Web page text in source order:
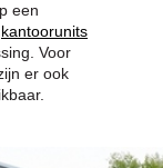
een
kantoorunits
Voor
er ook